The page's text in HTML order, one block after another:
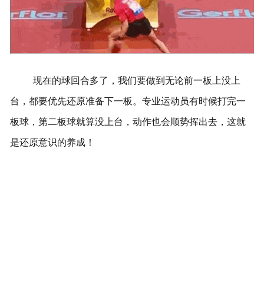
现在的球回合多了，我们要做到无论前一板上没上
台，都要优先还原准备下一板。专业运动员有时候打完一
板球，第二板球就算没上台，动作也会顺势挥出去，这就
是还原意识的养成！